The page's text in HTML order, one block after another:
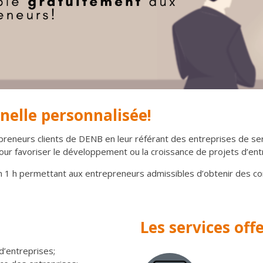
personnalisée!
clients de DENB en leur référant des entreprises de
favoriser le développement ou la croissance de projets
1 h permettant aux entrepreneurs admissibles d’obtenir des
Les services